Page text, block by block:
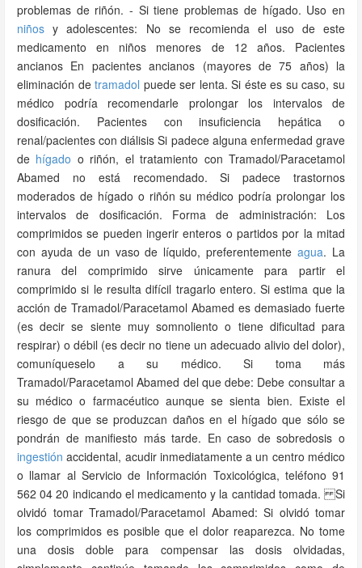
problemas de riñón. - Si tiene problemas de hígado. Uso en
niños y adolescentes: No se recomienda el uso de este
medicamento en niños menores de 12 años. Pacientes
ancianos En pacientes ancianos (mayores de 75 años) la
eliminación detramadol puede ser lenta. Si éste es su caso, su
médico podría recomendarle prolongar los intervalos de
dosificación. Pacientes con insuficiencia hepática o
renal/pacientes con diálisis Si padece alguna enfermedad grave
de hígado o riñón, el tratamiento con Tramadol/Paracetamol
Abamed no está recomendado. Si padece trastornos
moderados de hígado o riñón su médico podría prolongar los
intervalos de dosificación. Forma de administración: Los
comprimidos se pueden ingerir enteros o partidos por la mitad
con ayuda de un vaso de líquido, preferentementeagua. La
ranura del comprimido sirve únicamente para partir el
comprimido si le resulta difícil tragarlo entero. Si estima que la
acción de Tramadol/Paracetamol Abamed es demasiado fuerte
(es decir se siente muy somnoliento o tiene dificultad para
respirar) o débil (es decir no tiene un adecuado alivio del dolor),
comuníqueselo a su médico. Si toma más
Tramadol/Paracetamol Abamed del que debe: Debe consultar a
su médico o farmacéutico aunque se sienta bien. Existe el
riesgo de que se produzcan daños en el hígado que sólo se
pondrán de manifiesto más tarde. En caso de sobredosis o
ingestión accidental, acudir inmediatamente a un centro médico
o llamar al Servicio de Información Toxicológica, teléfono 91
562 04 20 indicando el medicamento y la cantidad tomada. Si
olvidó tomar Tramadol/Paracetamol Abamed: Si olvidó tomar
los comprimidos es posible que el dolor reaparezca. No tome
una dosis doble para compensar las dosis olvidadas,